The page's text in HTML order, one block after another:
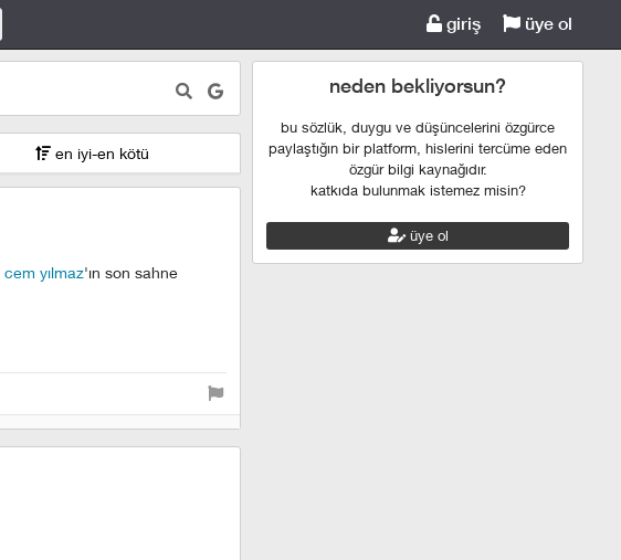
giriş üye ol
en iyi-en kötü
cem yılmaz'ın son sahne
neden bekliyorsun?
bu sözlük, duygu ve düşüncelerini özgürce
paylaştığın bir platform, hislerini tercüme eden
özgür bilgi kaynağıdır.
katkıda bulunmak istemez misin?
üye ol